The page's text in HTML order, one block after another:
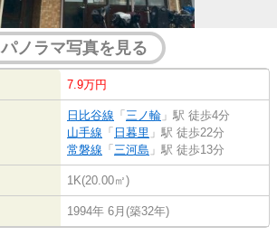
パノラマ写真を見る
7.9万円
日比谷線 「 三ノ輪 」駅 徒歩4分
山手線 「 日暮里 」駅 徒歩22分
常磐線 「 三河島 」駅 徒歩13分
1K(20.00㎡)
1994年 6月(築32年)